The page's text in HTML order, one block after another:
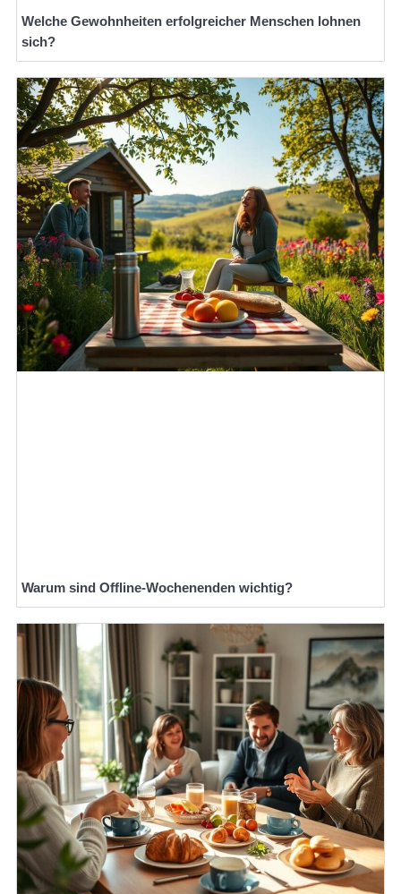
Welche Gewohnheiten erfolgreicher Menschen lohnen
sich?
Warum sind Offline-Wochenenden wichtig?